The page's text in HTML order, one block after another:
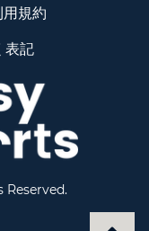
規約
表記
Reserved.